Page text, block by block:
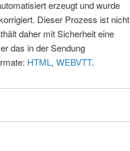
erzeugt und wurde
Dieser Prozess ist nicht
daher mit Sicherheit eine
das in der Sendung
HTML, WEBVTT.